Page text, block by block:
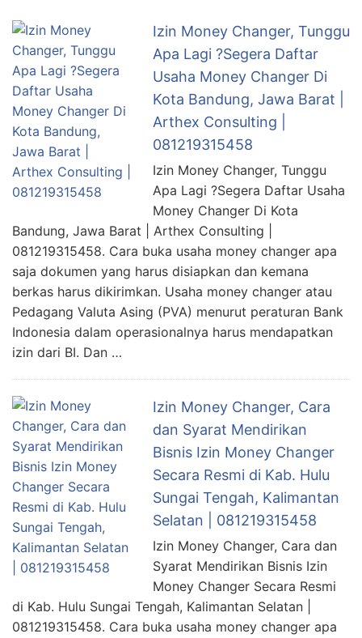
Izin Money Changer, Tunggu
Apa Lagi ?Segera Daftar
Usaha Money Changer Di
Kota Bandung, Jawa Barat |
Arthex Consulting |
081219315458
Izin Money Changer, Tunggu
Apa Lagi ?Segera Daftar Usaha
Money Changer Di Kota
Bandung, Jawa Barat | Arthex Consulting |
081219315458. Cara buka usaha money changer apa
saja dokumen yang harus disiapkan dan kemana
berkas harus dikirimkan. Usaha money changer atau
Pedagang Valuta Asing (PVA) menurut peraturan Bank
Indonesia dalam operasionalnya harus mendapatkan
izin dari BI. Dan …
Izin Money Changer, Cara
dan Syarat Mendirikan
Bisnis Izin Money Changer
Secara Resmi di Kab. Hulu
Sungai Tengah, Kalimantan
Selatan | 081219315458
Izin Money Changer, Cara dan
Syarat Mendirikan Bisnis Izin
Money Changer Secara Resmi
di Kab. Hulu Sungai Tengah, Kalimantan Selatan |
081219315458. Cara buka usaha money changer apa